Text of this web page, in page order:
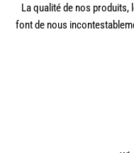
La qualité de nos
font de nous